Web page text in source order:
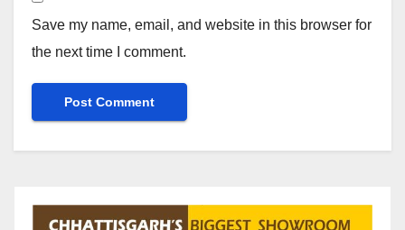
Save my name, email, and website in this browser for
the next time I comment.